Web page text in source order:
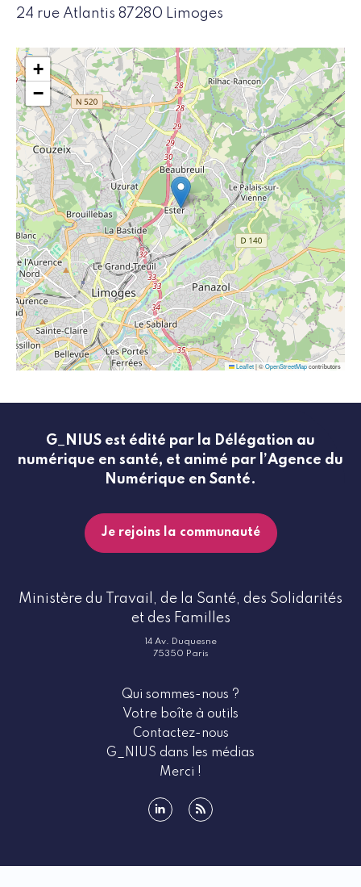
24 rue Atlantis 87280 Limoges
+
−
Leaflet|©OpenStreetMapcontributors
G_NIUS est édité par la Délégation au
numérique en santé, et animé par l’Agence du
Numérique en Santé.
Je rejoins la communauté
Ministère du Travail, de la Santé, des Solidarités
et des Familles
14 Av. Duquesne
75350 Paris
Qui sommes-nous ?
Votre boîte à outils
Contactez-nous
G_NIUS dans les médias
Merci !